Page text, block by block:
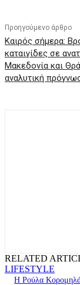
Προηγούμενο άρθρο
Καιρός σήμερα:
καταιγίδες σε
Μακεδονία και
αναλυτική
RELATED
LIFESTYLE
Η Ρούλα Κορομηλά